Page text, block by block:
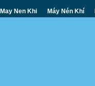
May Nen Khi Máy Nén Khí